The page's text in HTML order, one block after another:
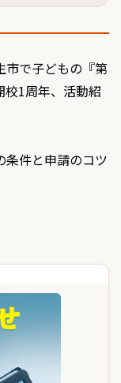
市で子どもの『第
校1周年、活動紹
条件と申請のコツ